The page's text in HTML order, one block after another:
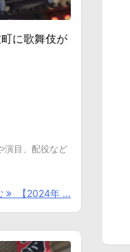
に歌舞伎が
演目、配役など
【2024年 ...